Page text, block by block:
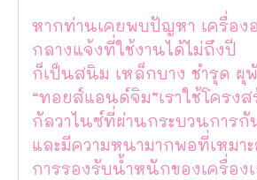
หากท่านเคยพบปัญหา เครื่อง
กลางแจ้งที่ใช้งานได้ไม่ถึงปี
ก็เป็นสนิม เหล็กบาง ชำรุด ผุ
“ทอยส์แอนด์จิม”เราใช้โครง
กัลวาไนซ์ที่ผ่านกระบวนการ
และมีความหนามากพอที่เหมา
การรองรับน้ำหนักของเครื่อง